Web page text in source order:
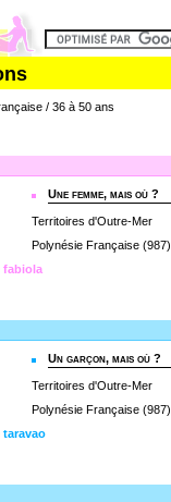
/ 36 à 50 ans
Une femme, mais où ?
Territoires d'Outre-Mer
Polynésie Française (987)
fabiola
Un garçon, mais où ?
Territoires d'Outre-Mer
Polynésie Française (987)
taravao